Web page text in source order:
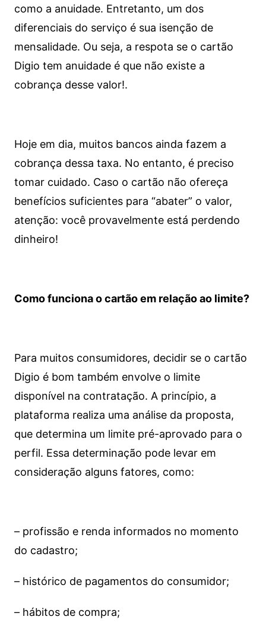
como a anuidade. Entretanto, um dos
diferenciais do serviço é sua isenção de
mensalidade. Ou seja, a respota se o cartão
Digio tem anuidade é que não existe a
cobrança desse valor!.
Hoje em dia, muitos bancos ainda fazem a
cobrança dessa taxa. No entanto, é preciso
tomar cuidado. Caso o cartão não ofereça
benefícios suficientes para “abater” o valor,
atenção: você provavelmente está perdendo
dinheiro!
Como funciona o cartão em relação ao limite?
Para muitos consumidores, decidir se o cartão
Digio é bom também envolve o limite
disponível na contratação. A princípio, a
plataforma realiza uma análise da proposta,
que determina um limite pré-aprovado para o
perfil. Essa determinação pode levar em
consideração alguns fatores, como:
– profissão e renda informados no momento
do cadastro;
– histórico de pagamentos do consumidor;
– hábitos de compra;